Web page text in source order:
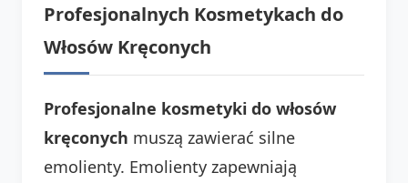
Profesjonalnych Kosmetykach do
Włosów Kręconych
Profesjonalne kosmetyki do włosów
kręconych muszą zawierać silne
emolienty. Emolienty zapewniają